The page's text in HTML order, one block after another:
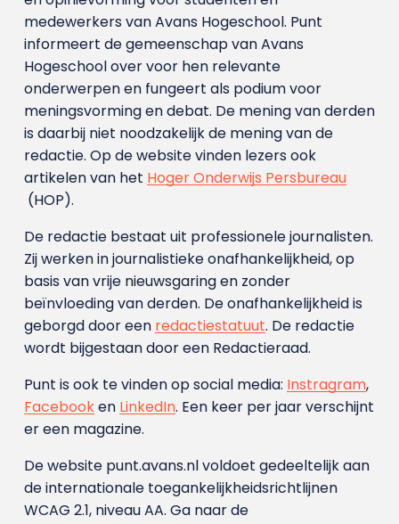
medewerkers van Avans Hoge­school. Punt
informeert de gemeenschap van Avans
Hogeschool over voor hen relevante
onderwerpen en fungeert als podium voor
meningsvorming en debat. De mening van derden
is daarbij niet noodzakelijk de mening van de
redactie. Op de website vinden lezers ook
artikelen van het Hoger Onderwijs Persbureau
(HOP).
De redactie bestaat uit professionele journalisten.
Zij werken in journalistieke onafhankelijkheid, op
basis van vrije nieuwsgaring en zonder
beïnvloeding van derden. De onafhankelijkheid is
geborgd door een redactiestatuut. De redactie
wordt bijgestaan door een Redactieraad.
Punt is ook te vinden op social media: Instragram,
Facebooken LinkedIn. Een keer per jaar verschijnt
er een magazine.
De website punt.avans.nl voldoet gedeeltelijk aan
de internationale toegankelijkheidsrichtlijnen
WCAG 2.1, niveau AA. Ga naar de